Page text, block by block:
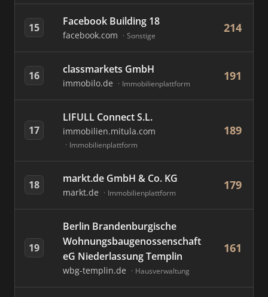
15 Facebook Building 18
facebook.com Sonstige
214
16 classmarkets GmbH
immobilo.de Immobilienplattform
191
17
LIFULL Connect S.L.
immobilien.mitula.com
Immobilienplattform
189
18 markt.de GmbH & Co. KG
markt.de Immobilienplattform
179
19
Berlin Brandenburgische
Wohnungsbaugenossenschaft
eG Niederlassung Templin
wbg-templin.de Hausverwaltung
161